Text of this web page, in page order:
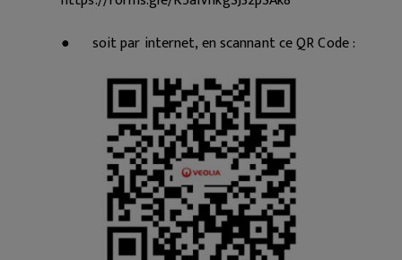
●
soit par internet, en scannant ce QR Code :